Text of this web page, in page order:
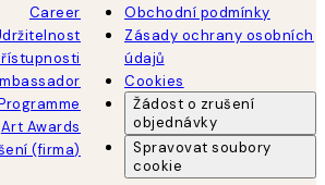
Career
Art Awards
(firma)
Obchodní podmínky
Zásady ochrany osobních
údajů
Cookies
Žádost o zrušení
objednávky
Spravovat soubory
cookie